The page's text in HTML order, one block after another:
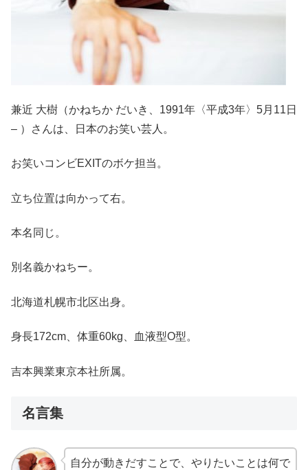
兼近 大樹（かねちか だいき、1991年〈平成3年〉5月11日
– ）さんは、日本のお笑い芸人。
お笑いコンビEXITのボケ担当。
立ち位置は向かって右。
本名同じ。
別名義かねちー。
北海道札幌市北区出身。
身長172cm、体重60kg、血液型O型。
吉本興業東京本社所属。
名言集
自分が動きだすことで、やりたいことは何で